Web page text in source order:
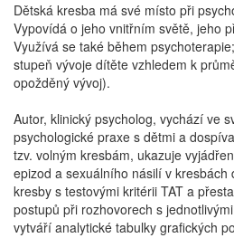
Dětská kresba má své místo při
Vypovídá o jeho vnitřním světě, jeho
Využívá se také během
stupeň vývoje dítěte vzhledem k
opožděný vývoj).
Autor, klinický psycholog, vychází ve
psychologické praxe s dětmi a
tzv. volným kresbám, ukazuje
epizod a sexuálního násilí v
kresby s testovými kritérii TAT a
postupů při rozhovorech s
vytváří analytické tabulky grafických